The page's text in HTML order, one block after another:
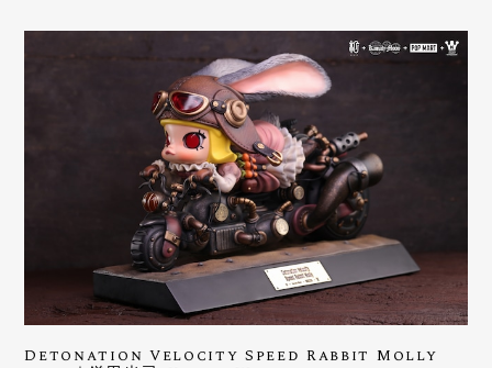
Detonation Velocity Speed Rabbit Molly